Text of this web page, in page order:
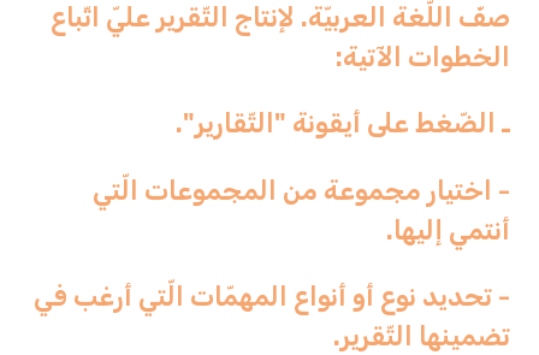
صفّ اللّغة العربيّة. لإنتاج التّقرير عليّ اتّباع
الخطوات الآتية:
ـ الضّغط على أيقونة "التّقارير".
- اختيار مجموعة من المجموعات الّتي
أنتمي إليها.
- تحديد نوع أو أنواع المهمّات الّتي أرغب في
تضمينها التّقرير.